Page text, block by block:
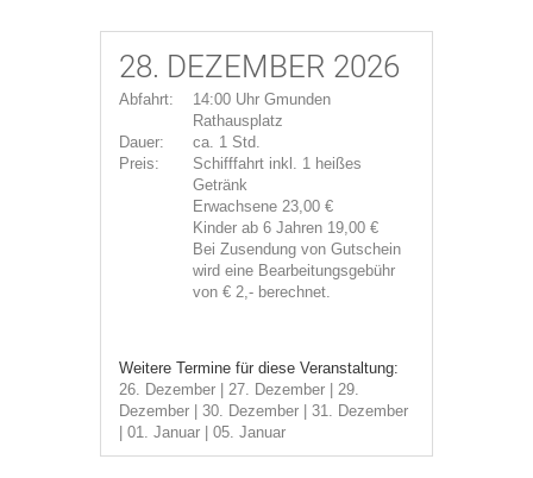
28. DEZEMBER 2026
Abfahrt:
14:00 Uhr Gmunden
Rathausplatz
Dauer:
ca. 1 Std.
Preis:
Schifffahrt inkl. 1 heißes
Getränk
Erwachsene 23,00 €
Kinder ab 6 Jahren 19,00 €
Bei Zusendung von Gutschein
wird eine Bearbeitungsgebühr
von € 2,- berechnet.
Weitere Termine für diese Veranstaltung:
26. Dezember | 27. Dezember | 29.
Dezember | 30. Dezember | 31. Dezember
| 01. Januar | 05. Januar